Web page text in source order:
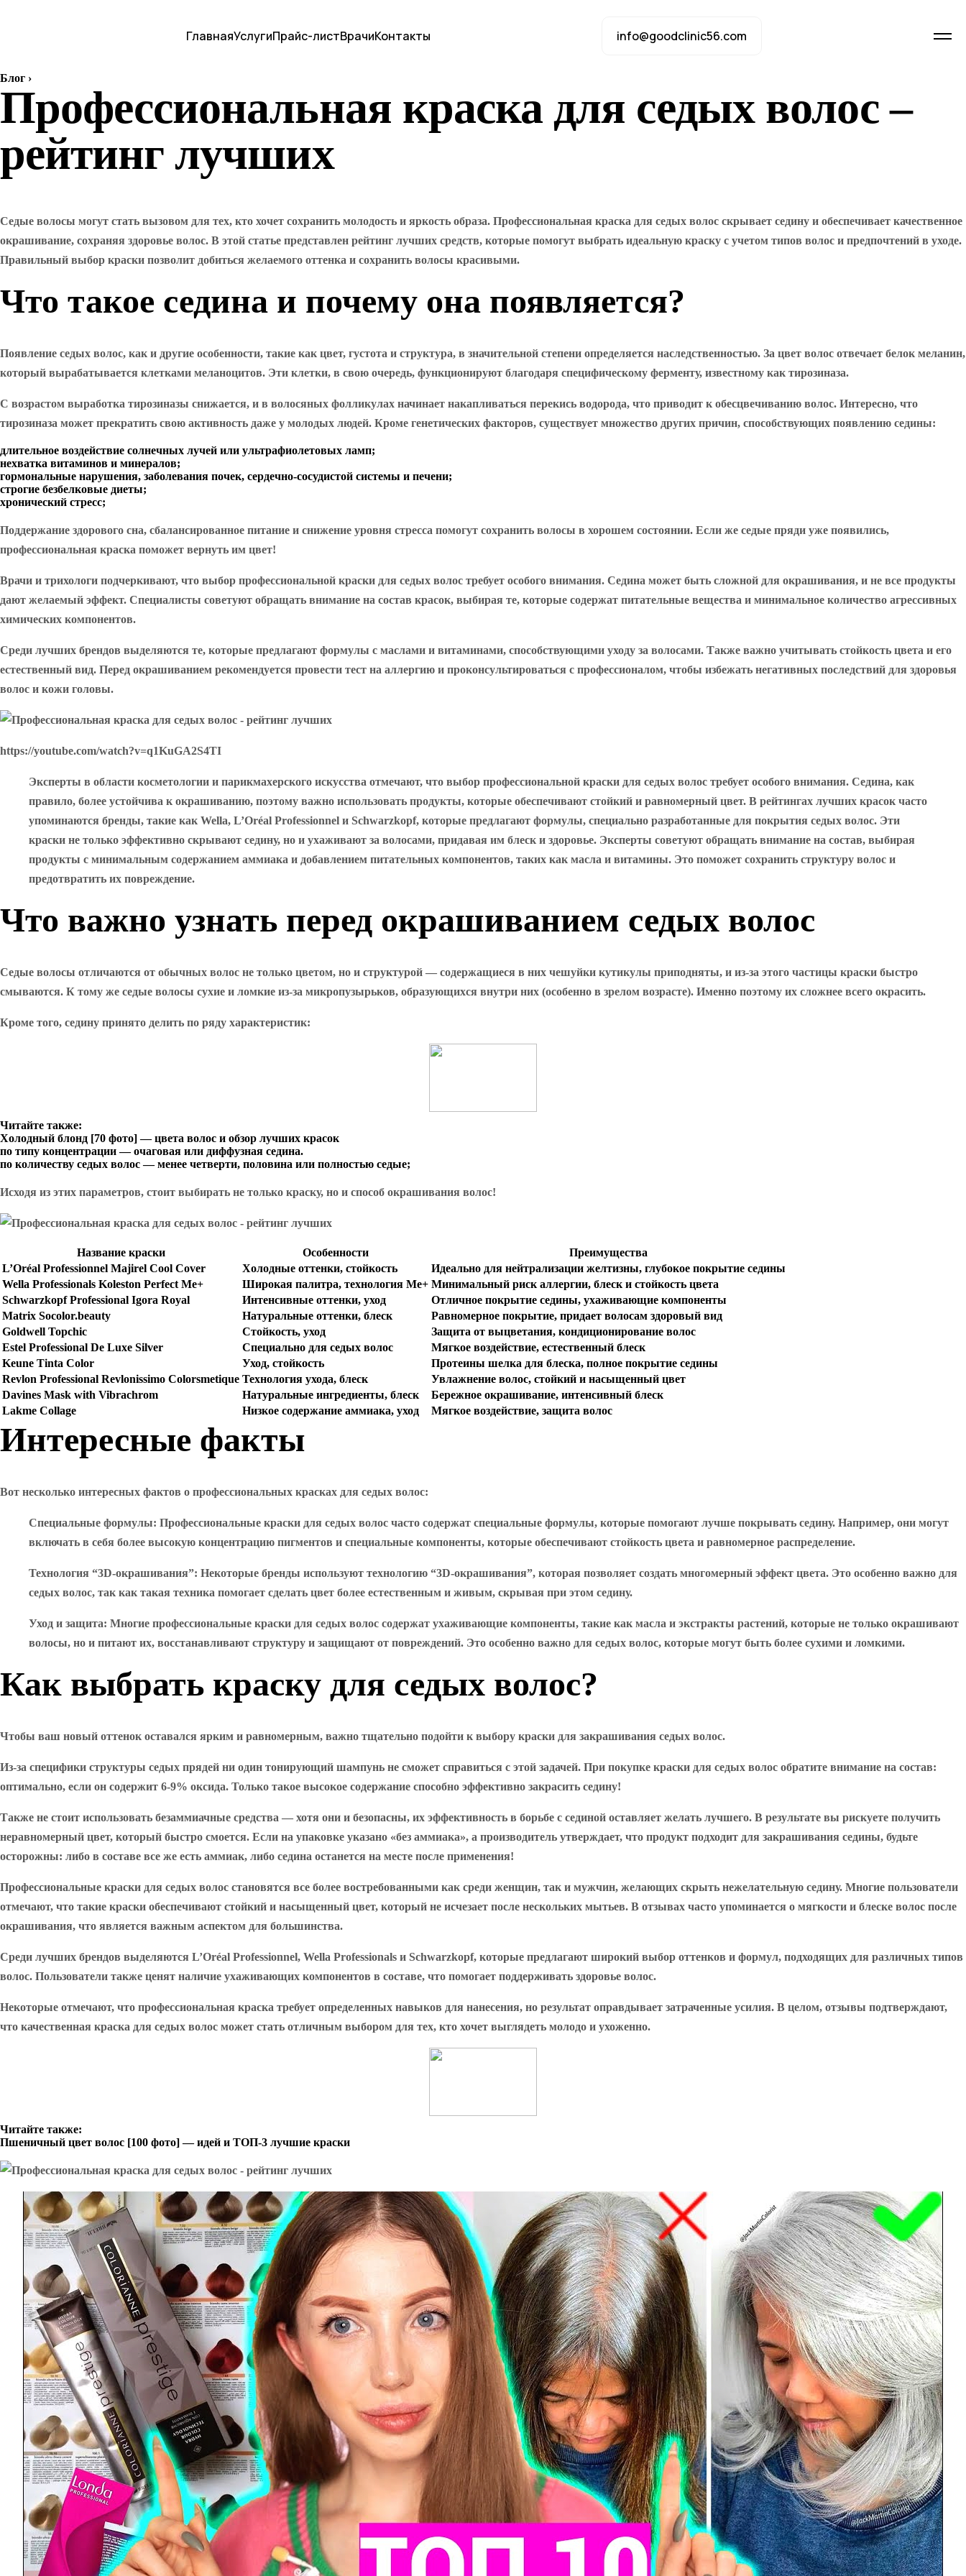
ГлавнаяУслугиПрайс-листВрачиКонтакты info@goodclinic56.com
Блог ›
Профессиональная краска для седых волос –
рейтинг лучших
Седые волосы могут стать вызовом для тех, кто хочет сохранить молодость и яркость образа. Профессиональная краска для седых волос скрывает седину и обеспечивает качественное
окрашивание, сохраняя здоровье волос. В этой статье представлен рейтинг лучших средств, которые помогут выбрать идеальную краску с учетом типов волос и предпочтений в уходе.
Правильный выбор краски позволит добиться желаемого оттенка и сохранить волосы красивыми.
Что такое седина и почему она появляется?
Появление седых волос, как и другие особенности, такие как цвет, густота и структура, в значительной степени определяется наследственностью. За цвет волос отвечает белок меланин,
который вырабатывается клетками меланоцитов. Эти клетки, в свою очередь, функционируют благодаря специфическому ферменту, известному как тирозиназа.
С возрастом выработка тирозиназы снижается, и в волосяных фолликулах начинает накапливаться перекись водорода, что приводит к обесцвечиванию волос. Интересно, что
тирозиназа может прекратить свою активность даже у молодых людей. Кроме генетических факторов, существует множество других причин, способствующих появлению седины:
длительное воздействие солнечных лучей или ультрафиолетовых ламп;
нехватка витаминов и минералов;
гормональные нарушения, заболевания почек, сердечно-сосудистой системы и печени;
строгие безбелковые диеты;
хронический стресс;
Поддержание здорового сна, сбалансированное питание и снижение уровня стресса помогут сохранить волосы в хорошем состоянии. Если же седые пряди уже появились,
профессиональная краска поможет вернуть им цвет!
Врачи и трихологи подчеркивают, что выбор профессиональной краски для седых волос требует особого внимания. Седина может быть сложной для окрашивания, и не все продукты
дают желаемый эффект. Специалисты советуют обращать внимание на состав красок, выбирая те, которые содержат питательные вещества и минимальное количество агрессивных
химических компонентов.
Среди лучших брендов выделяются те, которые предлагают формулы с маслами и витаминами, способствующими уходу за волосами. Также важно учитывать стойкость цвета и его
естественный вид. Перед окрашиванием рекомендуется провести тест на аллергию и проконсультироваться с профессионалом, чтобы избежать негативных последствий для здоровья
волос и кожи головы.
https://youtube.com/watch?v=q1KuGA2S4TI
Эксперты в области косметологии и парикмахерского искусства отмечают, что выбор профессиональной краски для седых волос требует особого внимания. Седина, как
правило, более устойчива к окрашиванию, поэтому важно использовать продукты, которые обеспечивают стойкий и равномерный цвет. В рейтингах лучших красок часто
упоминаются бренды, такие как Wella, L’Oréal Professionnel и Schwarzkopf, которые предлагают формулы, специально разработанные для покрытия седых волос. Эти
краски не только эффективно скрывают седину, но и ухаживают за волосами, придавая им блеск и здоровье. Эксперты советуют обращать внимание на состав, выбирая
продукты с минимальным содержанием аммиака и добавлением питательных компонентов, таких как масла и витамины. Это поможет сохранить структуру волос и
предотвратить их повреждение.
Что важно узнать перед окрашиванием седых волос
Седые волосы отличаются от обычных волос не только цветом, но и структурой — содержащиеся в них чешуйки кутикулы приподняты, и из-за этого частицы краски быстро
смываются. К тому же седые волосы сухие и ломкие из-за микропузырьков, образующихся внутри них (особенно в зрелом возрасте). Именно поэтому их сложнее всего окрасить.
Кроме того, седину принято делить по ряду характеристик:
Читайте также:
Холодный блонд [70 фото] — цвета волос и обзор лучших красок
по типу концентрации — очаговая или диффузная седина.
по количеству седых волос — менее четверти, половина или полностью седые;
Исходя из этих параметров, стоит выбирать не только краску, но и способ окрашивания волос!
Название краски Особенности
Преимущества
L’Oréal Professionnel Majirel Cool Cover
Холодные оттенки, стойкость
Идеально для нейтрализации желтизны, глубокое покрытие седины
Wella Professionals Koleston Perfect Me+
Широкая палитра, технология Me+ Минимальный риск аллергии, блеск и стойкость цвета
Schwarzkopf Professional Igora Royal
Интенсивные оттенки, уход
Отличное покрытие седины, ухаживающие компоненты
Matrix Socolor.beauty
Натуральные оттенки, блеск
Равномерное покрытие, придает волосам здоровый вид
Goldwell Topchic
Стойкость, уход
Защита от выцветания, кондиционирование волос
Estel Professional De Luxe Silver
Специально для седых волос
Мягкое воздействие, естественный блеск
Keune Tinta Color
Уход, стойкость
Протеины шелка для блеска, полное покрытие седины
Revlon Professional Revlonissimo Colorsmetique Технология ухода, блеск
Увлажнение волос, стойкий и насыщенный цвет
Davines Mask with Vibrachrom
Натуральные ингредиенты, блеск
Бережное окрашивание, интенсивный блеск
Lakme Collage
Низкое содержание аммиака, уход Мягкое воздействие, защита волос
Интересные факты
Вот несколько интересных фактов о профессиональных красках для седых волос:
Специальные формулы: Профессиональные краски для седых волос часто содержат специальные формулы, которые помогают лучше покрывать седину. Например, они могут
включать в себя более высокую концентрацию пигментов и специальные компоненты, которые обеспечивают стойкость цвета и равномерное распределение.
Технология “3D-окрашивания”: Некоторые бренды используют технологию “3D-окрашивания”, которая позволяет создать многомерный эффект цвета. Это особенно важно для
седых волос, так как такая техника помогает сделать цвет более естественным и живым, скрывая при этом седину.
Уход и защита: Многие профессиональные краски для седых волос содержат ухаживающие компоненты, такие как масла и экстракты растений, которые не только окрашивают
волосы, но и питают их, восстанавливают структуру и защищают от повреждений. Это особенно важно для седых волос, которые могут быть более сухими и ломкими.
Как выбрать краску для седых волос?
Чтобы ваш новый оттенок оставался ярким и равномерным, важно тщательно подойти к выбору краски для закрашивания седых волос.
Из-за специфики структуры седых прядей ни один тонирующий шампунь не сможет справиться с этой задачей. При покупке краски для седых волос обратите внимание на состав:
оптимально, если он содержит 6-9% оксида. Только такое высокое содержание способно эффективно закрасить седину!
Также не стоит использовать безаммиачные средства — хотя они и безопасны, их эффективность в борьбе с сединой оставляет желать лучшего. В результате вы рискуете получить
неравномерный цвет, который быстро смоется. Если на упаковке указано «без аммиака», а производитель утверждает, что продукт подходит для закрашивания седины, будьте
осторожны: либо в составе все же есть аммиак, либо седина останется на месте после применения!
Профессиональные краски для седых волос становятся все более востребованными как среди женщин, так и мужчин, желающих скрыть нежелательную седину. Многие пользователи
отмечают, что такие краски обеспечивают стойкий и насыщенный цвет, который не исчезает после нескольких мытьев. В отзывах часто упоминается о мягкости и блеске волос после
окрашивания, что является важным аспектом для большинства.
Среди лучших брендов выделяются L’Oréal Professionnel, Wella Professionals и Schwarzkopf, которые предлагают широкий выбор оттенков и формул, подходящих для различных типов
волос. Пользователи также ценят наличие ухаживающих компонентов в составе, что помогает поддерживать здоровье волос.
Некоторые отмечают, что профессиональная краска требует определенных навыков для нанесения, но результат оправдывает затраченные усилия. В целом, отзывы подтверждают,
что качественная краска для седых волос может стать отличным выбором для тех, кто хочет выглядеть молодо и ухоженно.
Читайте также:
Пшеничный цвет волос [100 фото] ― идей и ТОП-3 лучшие краски